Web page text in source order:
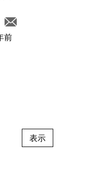
前
表示